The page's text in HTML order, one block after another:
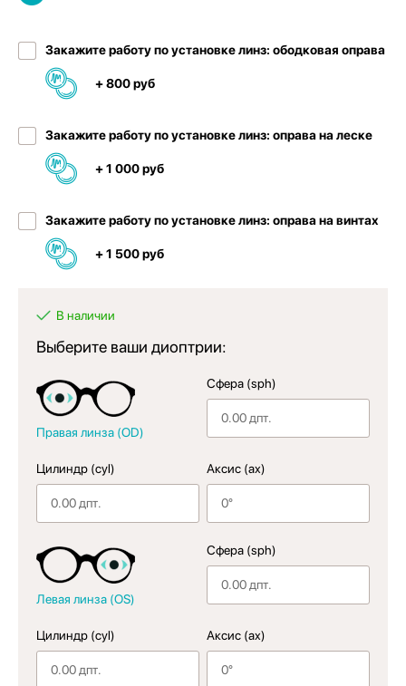
Закажите работу по установке линз: ободковая оправа
+ 800 руб
Закажите работу по установке линз: оправа на леске
+ 1 000 руб
Закажите работу по установке линз: оправа на винтах
+ 1 500 руб
В наличии
Выберите ваши диоптрии:
Правая линза (OD)
Сфера (sph)
Цилиндр (cyl) Аксис (ax)
Левая линза (OS)
Сфера (sph)
Цилиндр (cyl) Аксис (ax)